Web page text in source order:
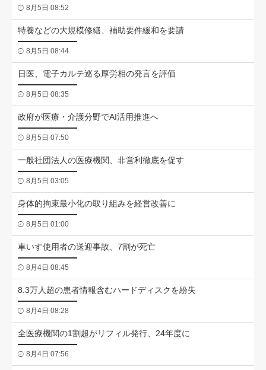
8月5日 08:52
特養などの大規模修繕、補助要件緩和を要請
8月5日 08:44
日医、電子カルテ巡る厚労相の発言を評価
8月5日 08:35
政府が医療・介護分野でAI活用推進へ
8月5日 07:50
一般社団法人の医療機関、非営利徹底を促す
8月5日 03:05
身体的拘束最小化の取り組みを経営改善に
8月5日 01:00
車いす使用者の送迎事故、7割が死亡
8月4日 08:45
8.3万人超の患者情報含むハードディスクを紛失
8月4日 08:28
全医療機関の1割超がリフィル発行、24年度に
8月4日 07:56